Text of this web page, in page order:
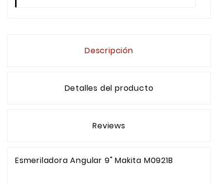
Descripción
Detalles del producto
Reviews
Esmeriladora Angular 9" Makita M0921B